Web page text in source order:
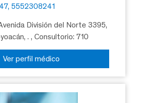
5552308241
División del Norte 3395,
., Consultorio: 710
Ver perfil médico